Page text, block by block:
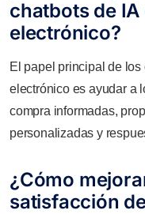
chatbots de
electrónico?
El papel principal de
electrónico es ayudar a
compra informadas,
personalizadas y
¿Cómo
satisfacción